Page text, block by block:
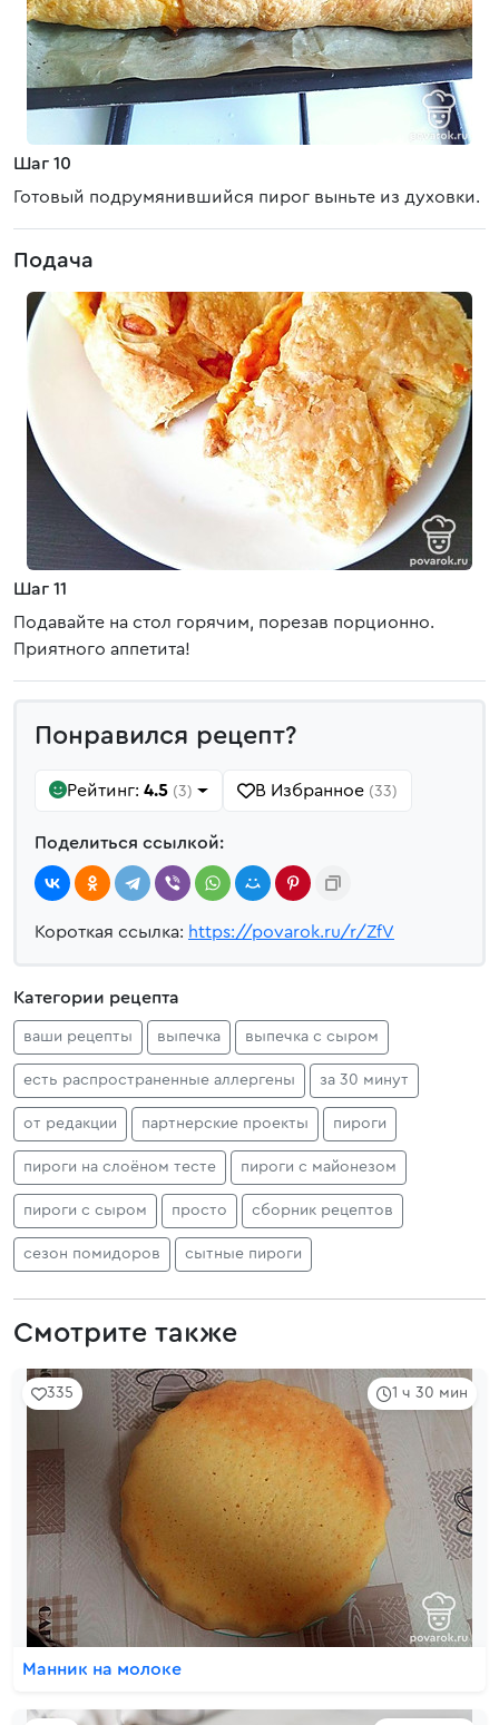
Шаг 10
Готовый подрумянившийся пирог выньте из духовки.
Подача
Шаг 11
Подавайте на стол горячим, порезав порционно.
Приятного аппетита!
Понравился рецепт?
Рейтинг: 4.5 (3) В Избранное (33)
Поделиться ссылкой:
Короткая ссылка: https://povarok.ru/r/ZfV
Категории рецепта
ваши рецепты выпечка выпечка с сыром
есть распространенные аллергены за 30 минут
от редакции партнерские проекты пироги
пироги на слоёном тесте пироги с майонезом
пироги с сыром просто сборник рецептов
сезон помидоров сытные пироги
Смотрите также
1 ч 30 мин
335
Манник на молоке